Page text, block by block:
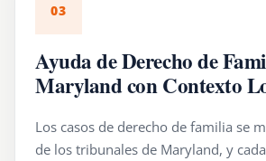
03
Ayuda de Derecho de
Maryland con Contexto
Los casos de derecho de familia se
de los tribunales de Maryland, y